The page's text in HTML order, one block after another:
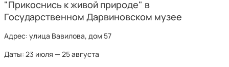
"Прикоснись к живой природе" в
Государственном Дарвиновском музее
Адрес: улица Вавилова, дом 57
Даты: 23 июля — 25 августа